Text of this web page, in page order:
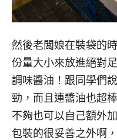
然後老闆娘在裝袋的
份量大小來放進絕對
調味醬油！跟同學們
勁，而且連醬油也超
不夠也可以自己額外
包裝的很妥善之外啊